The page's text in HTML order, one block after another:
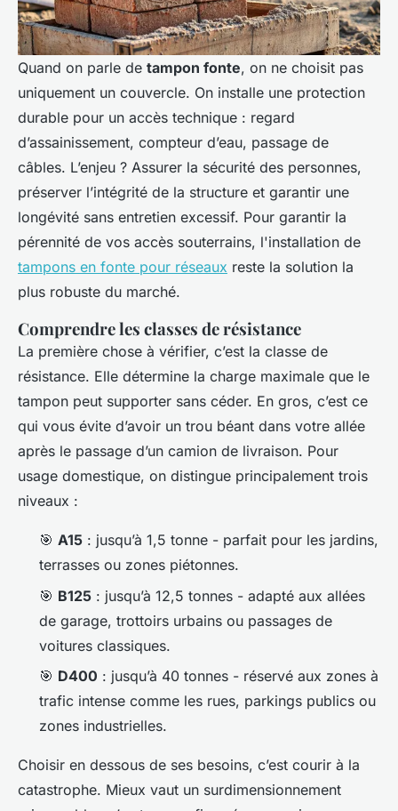
Quand on parle de tampon fonte, on ne choisit pas
uniquement un couvercle. On installe une protection
durable pour un accès technique : regard
d’assainissement, compteur d’eau, passage de
câbles. L’enjeu ? Assurer la sécurité des personnes,
préserver l’intégrité de la structure et garantir une
longévité sans entretien excessif. Pour garantir la
pérennité de vos accès souterrains, l'installation de
tampons en fonte pour réseaux reste la solution la
plus robuste du marché.
Comprendre les classes de résistance
La première chose à vérifier, c’est la classe de
résistance. Elle détermine la charge maximale que le
tampon peut supporter sans céder. En gros, c’est ce
qui vous évite d’avoir un trou béant dans votre allée
après le passage d’un camion de livraison. Pour
usage domestique, on distingue principalement trois
niveaux :
🎯 A15 : jusqu’à 1,5 tonne - parfait pour les jardins,
terrasses ou zones piétonnes.
🎯 B125 : jusqu’à 12,5 tonnes - adapté aux allées
de garage, trottoirs urbains ou passages de
voitures classiques.
🎯 D400 : jusqu’à 40 tonnes - réservé aux zones à
trafic intense comme les rues, parkings publics ou
zones industrielles.
Choisir en dessous de ses besoins, c’est courir à la
catastrophe. Mieux vaut un surdimensionnement